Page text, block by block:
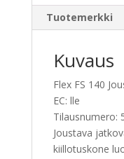
Tuotemerkki
Kuvaus
Flex FS 140
EC: lle
Tilausnumero:
Joustava
kiillotuskone